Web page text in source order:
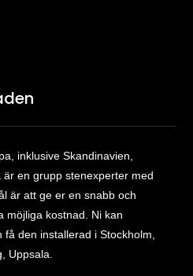
inklusive Skandinavien,
en grupp stenexperter med
är att ge er en snabb och
möjliga kostnad. Ni kan
den installerad i Stockholm,
Uppsala.